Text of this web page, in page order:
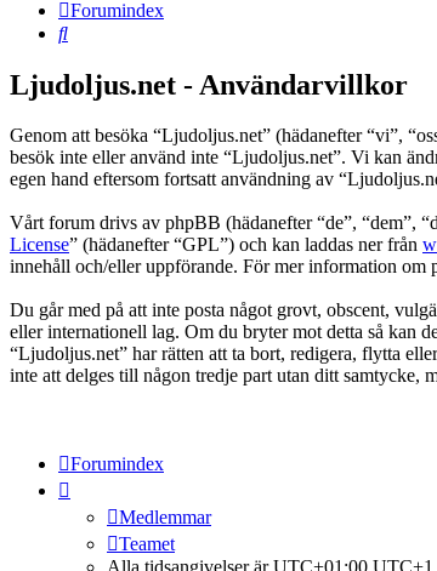
Forumindex
Sök
Ljudoljus.net - Användarvillkor
Genom att besöka “Ljudoljus.net” (hädanefter “vi”,
besök inte eller använd inte “Ljudoljus.net”. Vi kan
egen hand eftersom fortsatt användning av
Vårt forum drivs av phpBB (hädanefter “de”, “dem”,
License” (hädanefter “GPL”) och kan laddas ner från
innehåll och/eller uppförande. För mer information om
Du går med på att inte posta något grovt, obscent,
eller internationell lag. Om du bryter mot detta så kan
“Ljudoljus.net” har rätten att ta bort, redigera, flytta
inte att delges till någon tredje part utan ditt samtycke,
Forumindex
Medlemmar
Teamet